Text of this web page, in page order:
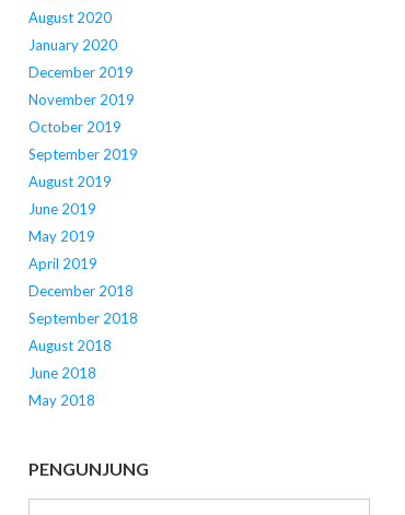
August 2020
January 2020
December 2019
November 2019
October 2019
September 2019
August 2019
June 2019
May 2019
April 2019
December 2018
September 2018
August 2018
June 2018
May 2018
PENGUNJUNG